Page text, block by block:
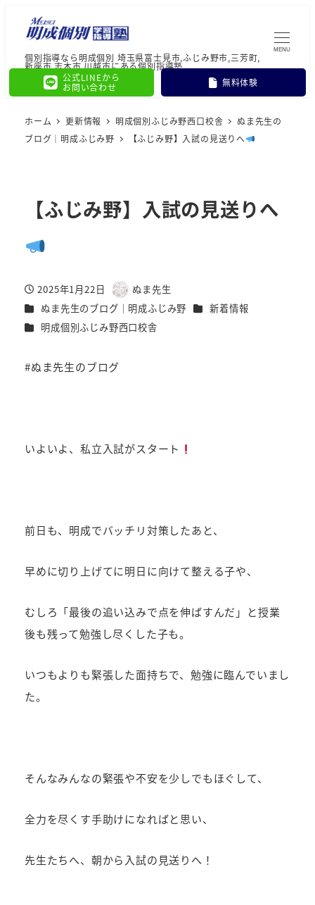
個別指導なら明成個別 埼玉県富士見市,ふじみ野市,三芳町,
新座市,志木市,川越市にある個別指導塾
公式LINEから
お問い合わせ
無料体験
MENU
ホーム 更新情報 明成個別ふじみ野西口校舎
ぬま先生の
ブログ｜明成ふじみ野
【ふじみ野】入試の見送りへ
【ふじみ野】入試の見送りへ
投稿日
2025年1月22日
著
者
ぬま先生
カテゴリー
ぬま先生のブログ｜明成ふじみ野 カテゴリー
新着情報
カテゴリー
明成個別ふじみ野西口校舎
#ぬま先生のブログ
いよいよ、私立入試がスタート
前日も、明成でバッチリ対策したあと、
早めに切り上げてに明日に向けて整える子や、
むしろ「最後の追い込みで点を伸ばすんだ」と授業
後も残って勉強し尽くした子も。
いつもよりも緊張した面持ちで、勉強に臨んでいまし
た。
そんなみんなの緊張や不安を少しでもほぐして、
全力を尽くす手助けになればと思い、
先生たちへ、朝から入試の見送りへ！